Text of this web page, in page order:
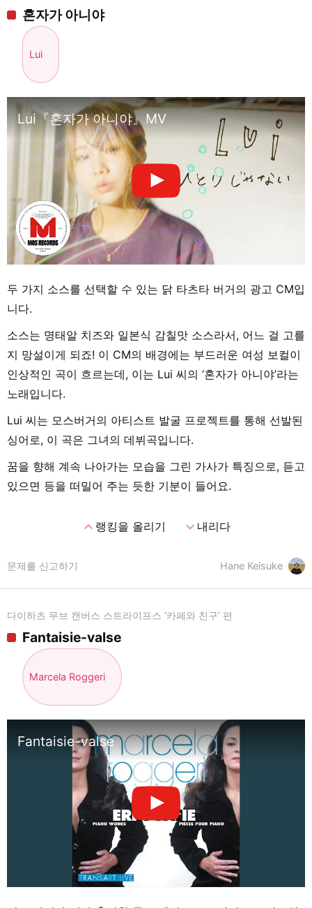
혼자가 아니야
Lui
Lui『혼자가 아니야』MV
두 가지 소스를 선택할 수 있는 닭 타츠타 버거의 광고 CM입
니다.
소스는 명태알 치즈와 일본식 감칠맛 소스라서, 어느 걸 고를
지 망설이게 되죠! 이 CM의 배경에는 부드러운 여성 보컬이
인상적인 곡이 흐르는데, 이는 Lui 씨의 ‘혼자가 아니야’라는
노래입니다.
Lui 씨는 모스버거의 아티스트 발굴 프로젝트를 통해 선발된
싱어로, 이 곡은 그녀의 데뷔곡입니다.
꿈을 향해 계속 나아가는 모습을 그린 가사가 특징으로, 듣고
있으면 등을 떠밀어 주는 듯한 기분이 들어요.
expand_less랭킹을 올리기 expand_more내리다
Hane Keisuke
문제를 신고하기
다이하츠 무브 캔버스 스트라이프스 ‘카페와 친구’ 편
Fantaisie-valse
Marcela Roggeri
Fantaisie-valse